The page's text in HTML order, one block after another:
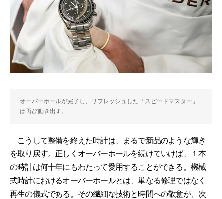
オーバーホールが完了し、リフレッシュした「スピードマスター」
は再び動き出す。
こうして整備を終えた時計は、まるで新品のような輝き
を取り戻す。正しくオーバーホールを続けていけば、１本
の時計は何十年にもわたって愛用することができる。機械
式時計におけるオーバーホールとは、単なる修理ではなく
再生の儀式である。その繊細な技術と時間への敬意が、次